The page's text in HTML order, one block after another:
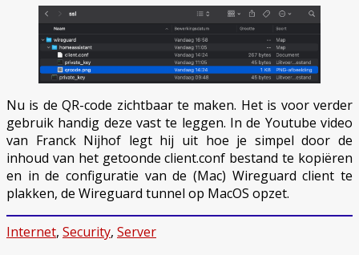
Nu is de QR-code zichtbaar te maken. Het is voor verder
gebruik handig deze vast te leggen. In de Youtube video
van Franck Nijhof legt hij uit hoe je simpel door de
inhoud van het getoonde client.conf bestand te kopiëren
en in de configuratie van de (Mac) Wireguard client te
plakken, de Wireguard tunnel op MacOS opzet.
Internet, Security, Server